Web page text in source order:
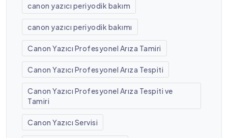
canon yazıcı periyodik bakım
canon yazıcı periyodik bakımı
Canon Yazıcı Profesyonel Arıza Tamiri
Canon Yazıcı Profesyonel Arıza Tespiti
Canon Yazıcı Profesyonel Arıza Tespiti ve
Tamiri
Canon Yazıcı Servisi